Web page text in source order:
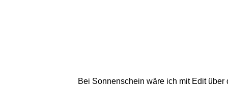
Bei Sonnenschein wäre ich mit Edit